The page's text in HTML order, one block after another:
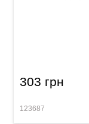
303 грн
123687